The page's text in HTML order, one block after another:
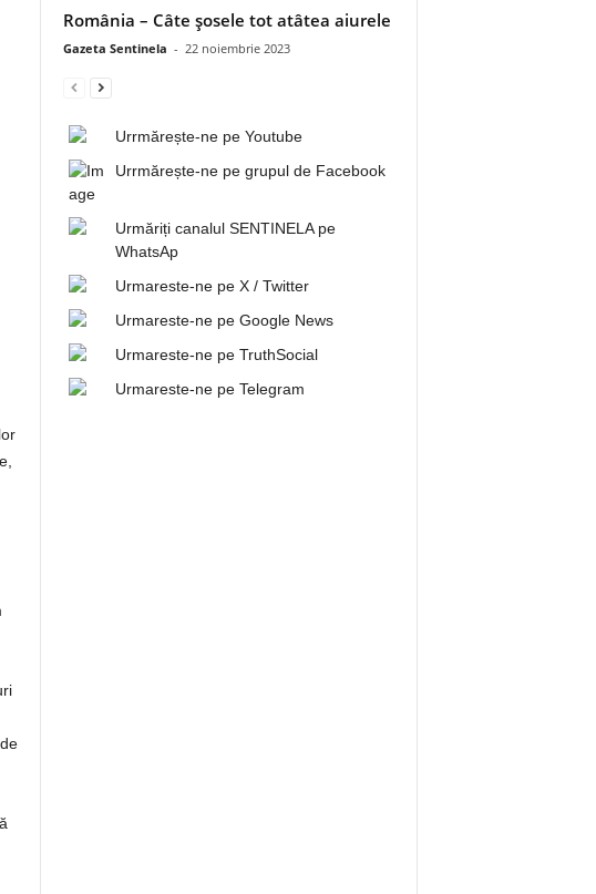
România – Câte șosele tot atâtea aiurele
Gazeta Sentinela - 22 noiembrie 2023
Urrmărește-ne pe Youtube
Urrmărește-ne pe grupul de Facebook
Urmăriți canalul SENTINELA pe
WhatsAp
Urmareste-ne pe X / Twitter
Urmareste-ne pe Google News
Urmareste-ne pe TruthSocial
Urmareste-ne pe Telegram